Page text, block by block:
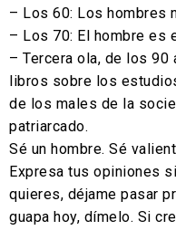
– Los 60: Los hombres
– Los 70: El hombre es
– Tercera ola, de los
libros sobre los
de los males de la
patriarcado.
Sé un hombre. Sé
Expresa tus opiniones
quieres, déjame pasar
guapa hoy, dímelo. Si